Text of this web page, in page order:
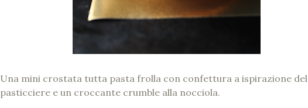
Una mini crostata tutta pasta frolla con confettura a ispirazione del
pasticciere e un croccante crumble alla nocciola.